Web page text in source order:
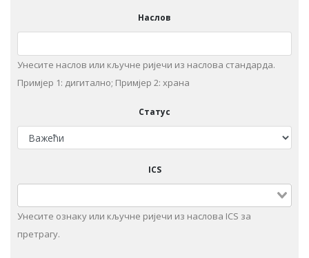
Наслов
Унeситe наслов или кључне ријечи из нaслoвa стaндaрдa.
Примjeр 1: дигитaлнo; Примjeр 2: храна
Статус
ICS
Унесите ознаку или кључне ријечи из наслова ICS за
претрагу.